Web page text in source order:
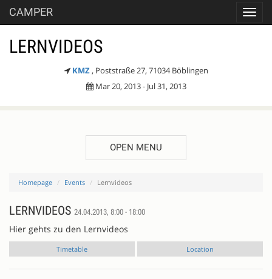
CAMPER
LERNVIDEOS
KMZ , Poststraße 27, 71034 Böblingen
Mar 20, 2013 - Jul 31, 2013
OPEN MENU
Homepage Events Lernvideos
LERNVIDEOS 24.04.2013, 8:00 - 18:00
Hier gehts zu den Lernvideos
Timetable Location